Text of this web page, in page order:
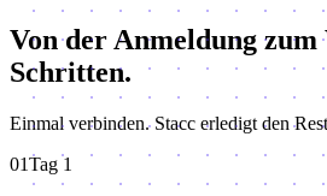
Von der Anmeldung
Schritten.
Einmal verbinden. Stacc erledigt den
01Tag 1